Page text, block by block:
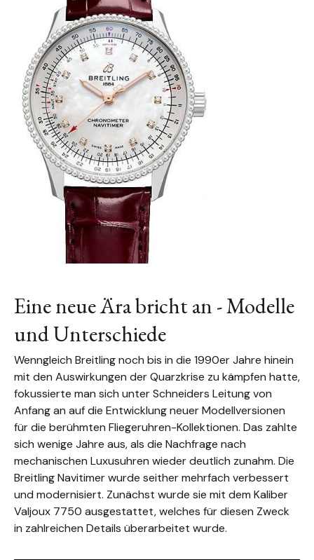
Eine neue Ära bricht an - Modelle
und Unterschiede
Wenngleich Breitling noch bis in die 1990er Jahre hinein
mit den Auswirkungen der Quarzkrise zu kämpfen hatte,
fokussierte man sich unter Schneiders Leitung von
Anfang an auf die Entwicklung neuer Modellversionen
für die berühmten Fliegeruhren-Kollektionen. Das zahlte
sich wenige Jahre aus, als die Nachfrage nach
mechanischen Luxusuhren wieder deutlich zunahm. Die
Breitling Navitimer wurde seither mehrfach verbessert
und modernisiert. Zunächst wurde sie mit dem Kaliber
Valjoux 7750 ausgestattet, welches für diesen Zweck
in zahlreichen Details überarbeitet wurde.